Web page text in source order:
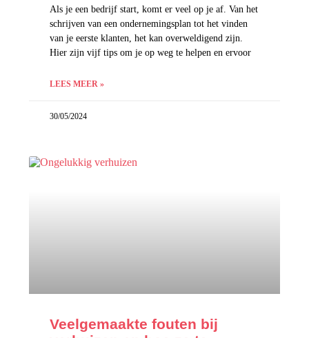
Als je een bedrijf start, komt er veel op je af. Van het
schrijven van een ondernemingsplan tot het vinden
van je eerste klanten, het kan overweldigend zijn.
Hier zijn vijf tips om je op weg te helpen en ervoor
LEES MEER »
30/05/2024
Veelgemaakte fouten bij